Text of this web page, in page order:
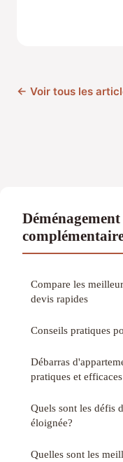
← Voir tous les
Compare les
devis rapides
Conseils pratiques
Débarras
pratiques et efficaces
Quels sont les défis
éloignée?
Quelles sont les